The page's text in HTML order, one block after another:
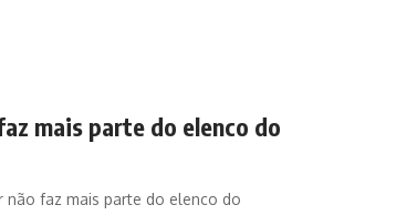
mais parte do elenco do
não faz mais parte do elenco do